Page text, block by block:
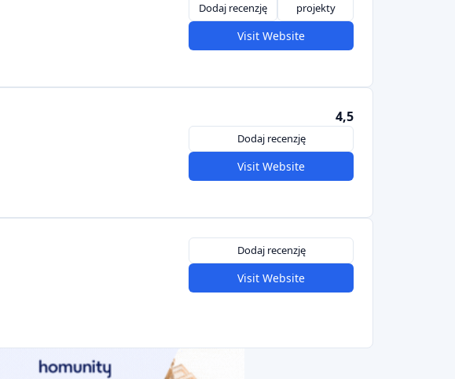
Dodaj recenzję projekty
Visit Website
4,5
Dodaj recenzję
Visit Website
Dodaj recenzję
Visit Website